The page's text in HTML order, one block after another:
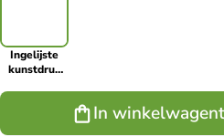
Ingelijste
kunstdruk
In